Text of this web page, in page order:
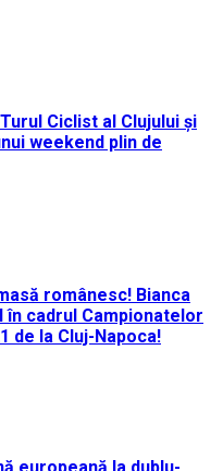
Ciclist al Clujului și
weekend plin de
românesc! Bianca
în cadrul Campionatelor
de la Cluj-Napoca!